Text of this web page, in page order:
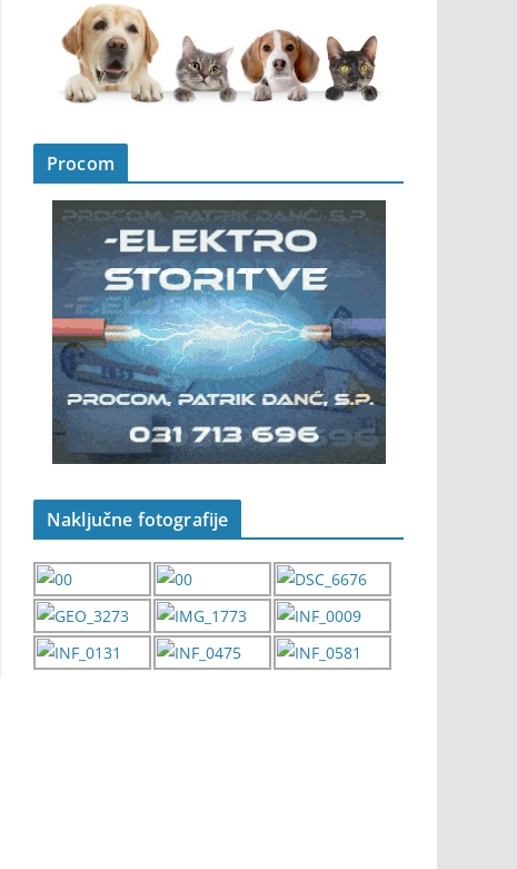
Procom
Naključne fotografije